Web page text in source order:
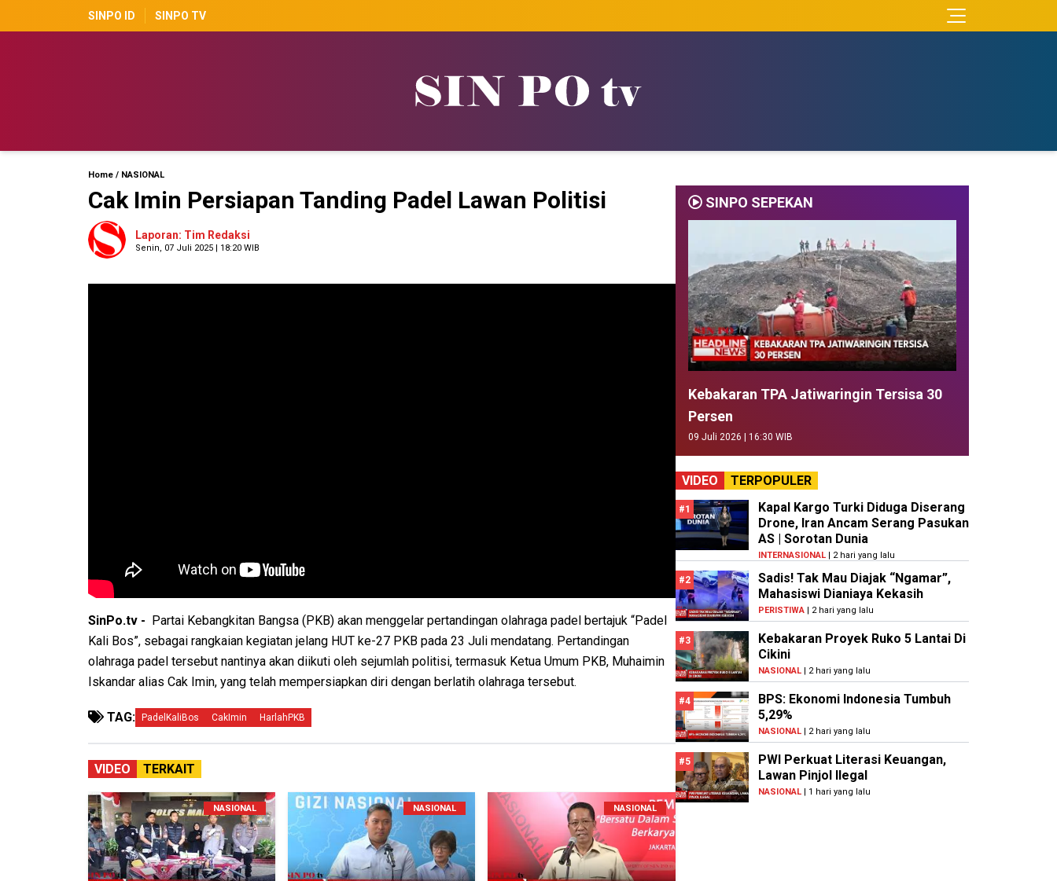
SINPO ID SINPO TV
Home / NASIONAL
Cak Imin Persiapan Tanding Padel Lawan Politisi
Laporan: Tim Redaksi
Senin, 07 Juli 2025 | 18:20 WIB
SinPo.tv -
Partai Kebangkitan Bangsa (PKB) akan menggelar pertandingan olahraga padel bertajuk “Padel
Kali Bos”, sebagai rangkaian kegiatan jelang HUT ke-27 PKB pada 23 Juli mendatang. Pertandingan
olahraga padel tersebut nantinya akan diikuti oleh sejumlah politisi, termasuk Ketua Umum PKB, Muhaimin
Iskandar alias Cak Imin, yang telah mempersiapkan diri dengan berlatih olahraga tersebut.
TAG: PadelKaliBos CakImin HarlahPKB
VIDEO TERKAIT
NASIONAL NASIONAL NASIONAL
SINPO SEPEKAN
Kebakaran TPA Jatiwaringin Tersisa 30
Persen
09 Juli 2026 | 16:30 WIB
VIDEO TERPOPULER
#1
Kapal Kargo Turki Diduga Diserang
Drone, Iran Ancam Serang Pasukan
AS | Sorotan Dunia
INTERNASIONAL| 2 hari yang lalu
#2
Sadis! Tak Mau Diajak “Ngamar”,
Mahasiswi Dianiaya Kekasih
PERISTIWA| 2 hari yang lalu
#3
Kebakaran Proyek Ruko 5 Lantai Di
Cikini
NASIONAL| 2 hari yang lalu
#4
BPS: Ekonomi Indonesia Tumbuh
5,29%
NASIONAL| 2 hari yang lalu
#5
PWI Perkuat Literasi Keuangan,
Lawan Pinjol Ilegal
NASIONAL| 1 hari yang lalu